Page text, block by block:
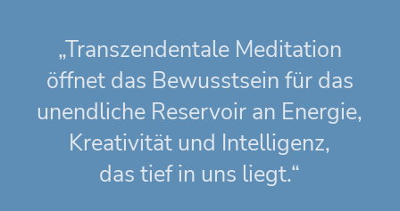
„Transzendentale Meditation
öffnet das Bewusstsein für das
unendliche Reservoir an Energie,
Kreativität und Intelligenz,
das tief in uns liegt.“